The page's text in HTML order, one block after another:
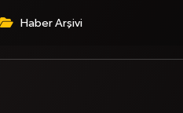
Haber Arşivi